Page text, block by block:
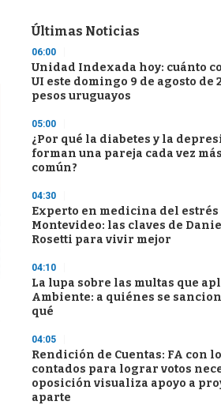
Últimas Noticias
06:00
Unidad Indexada hoy: cuánto
UI este domingo 9 de agosto de
pesos uruguayos
05:00
¿Por qué la diabetes y la
forman una pareja cada vez más
común?
04:30
Experto en medicina del estrés
Montevideo: las claves de
Rosetti para vivir mejor
04:10
La lupa sobre las multas que
Ambiente: a quiénes se
qué
04:05
Rendición de Cuentas: FA con
contados para lograr votos
oposición visualiza apoyo a
aparte